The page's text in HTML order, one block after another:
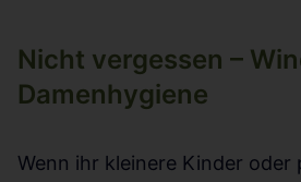
Nicht vergessen –
Damenhygiene
Wenn ihr kleinere Kinder